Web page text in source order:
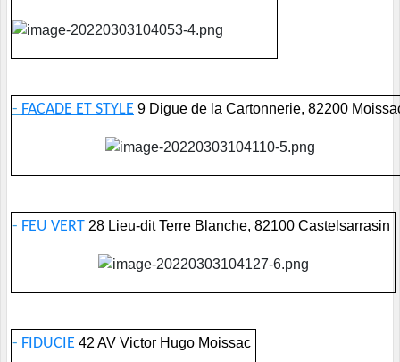
- FACADE ET STYLE 9 Digue de la Cartonnerie, 82200
- FEU VERT 28 Lieu-dit Terre Blanche, 82100 Castelsarrasin
- FIDUCIE 42 AV Victor Hugo Moissac